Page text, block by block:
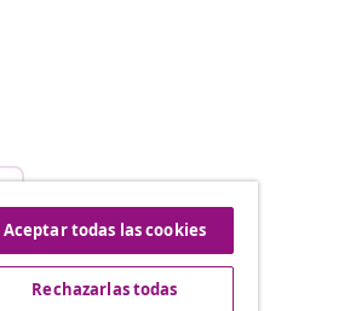
vidaXL
Aceptar todas las cookies
Rechazarlas todas